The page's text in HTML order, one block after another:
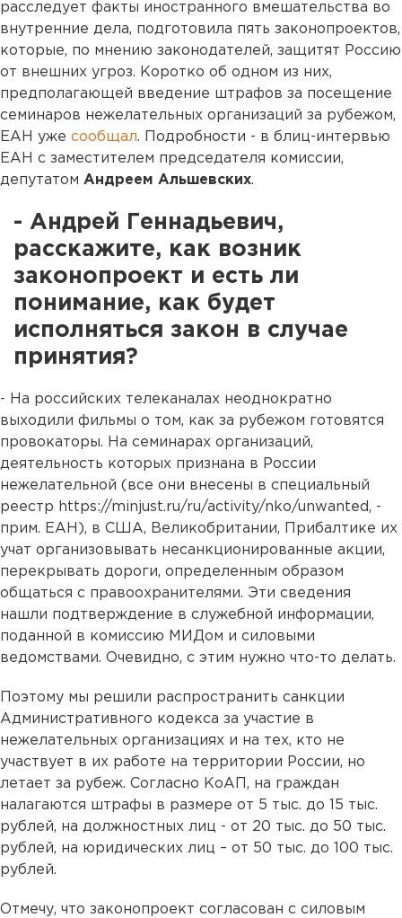
расследует факты иностранного вмешательства во
внутренние дела, подготовила пять законопроектов,
которые, по мнению законодателей, защитят Россию
от внешних угроз. Коротко об одном из них,
предполагающей введение штрафов за посещение
семинаров нежелательных организаций за рубежом,
ЕАН уже сообщал. Подробности - в блиц-интервью
ЕАН с заместителем председателя комиссии,
депутатом Андреем Альшевских.
- Андрей Геннадьевич,
расскажите, как возник
законопроект и есть ли
понимание, как будет
исполняться закон в случае
принятия?
- На российских телеканалах неоднократно
выходили фильмы о том, как за рубежом готовятся
провокаторы. На семинарах организаций,
деятельность которых признана в России
нежелательной (все они внесены в специальный
реестр https://minjust.ru/ru/activity/nko/unwanted, -
прим. ЕАН), в США, Великобритании, Прибалтике их
учат организовывать несанкционированные акции,
перекрывать дороги, определенным образом
общаться с правоохранителями. Эти сведения
нашли подтверждение в служебной информации,
поданной в комиссию МИДом и силовыми
ведомствами. Очевидно, с этим нужно что-то делать.
Поэтому мы решили распространить санкции
Административного кодекса за участие в
нежелательных организациях и на тех, кто не
участвует в их работе на территории России, но
летает за рубеж. Согласно КоАП, на граждан
налагаются штрафы в размере от 5 тыс. до 15 тыс.
рублей, на должностных лиц - от 20 тыс. до 50 тыс.
рублей, на юридических лиц – от 50 тыс. до 100 тыс.
рублей.
Отмечу, что законопроект согласован с силовым